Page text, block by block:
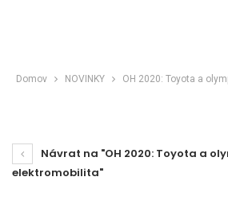
Domov NOVINKY OH 2020: Toyota a
Návrat na "OH 2020: Toyota a
elektromobilita"